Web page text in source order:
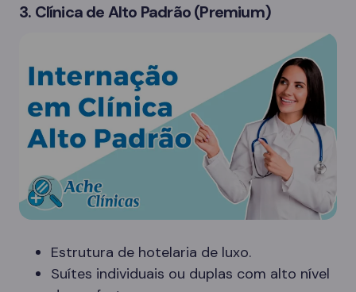
3. Clínica de Alto Padrão (Premium)
Estrutura de hotelaria de luxo.
Suítes individuais ou duplas com alto nível